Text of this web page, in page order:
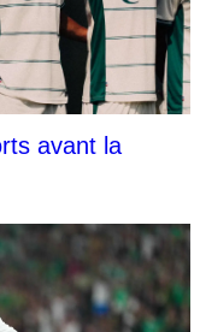
avant la